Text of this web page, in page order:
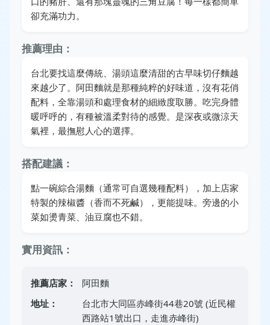
卻充滿功力。
推薦理由：
台北要找這麼傳統、湯頭這麼清甜的古早味切仔麵越
來越少了。阿田麵就是那種純粹的好味道，沒有花俏
配料，全靠湯頭和處理食材的細緻度取勝。吃完身體
暖呼呼的，有種被溫柔對待的感覺。是深夜或微涼天
氣裡，最撫慰人心的選擇。
搭配建議：
點一碗綜合湯麵（通常可自選幾種配料），加上店家
特製的辣椒醬（香而不死鹹），更能提味。旁邊的小
菜如燙青菜、油豆腐也不錯。
實用資訊：
推薦店家：
阿田麵
地址：
台北市大同區赤峰街44巷20號 (近民權
西路站1號出口，走進赤峰街)